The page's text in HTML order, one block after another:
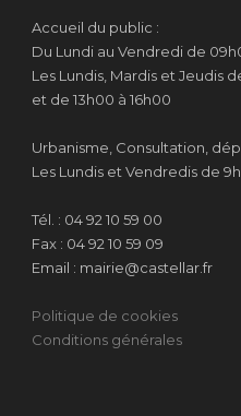
Accueil du public :
Du Lundi au Vendredi de
Les Lundis, Mardis et Jeudis
et de 13h00 à 16h00
Urbanisme, Consultation,
Les Lundis et Vendredis de
Tél. : 04 92 10 59 00
Fax : 04 92 10 59 09
Email : mairie@castellar.fr
Politique de cookies
Conditions générales